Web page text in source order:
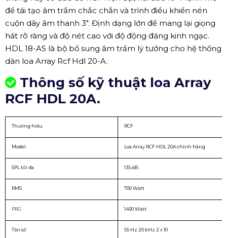
để tái tạo âm trầm chắc chắn và trình điều khiển nén
cuộn dây âm thanh 3". Định dạng lớn để mang lại giọng
hát rõ ràng và độ nét cao với độ động đáng kinh ngạc.
HDL 18-AS là bộ bổ sung âm trầm lý tưởng cho hệ thống
dàn loa Array Rcf Hdl 20-A.
Thông số kỹ thuật loa Array
RCF HDL 20A.
Thương hiệu RCF
Model Loa Array RCF HDL 20A chính hãng
SPL tối đa 135 dB
RMS 700 Watt
PRG 1400 Watt
Tần số 55 Hz 20 kHz 2 x 10